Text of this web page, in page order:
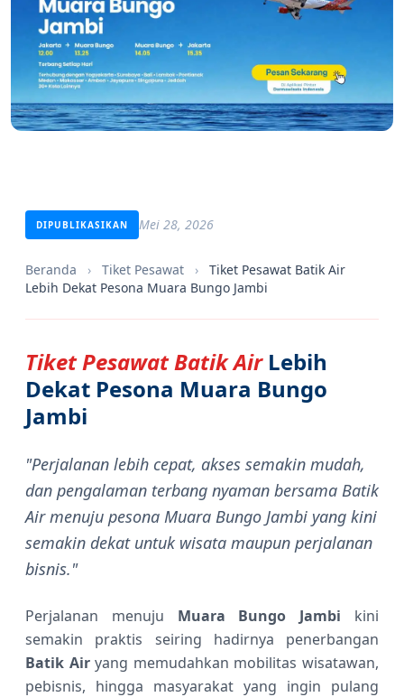
DIPUBLIKASIKAN Mei 28, 2026
Beranda › Tiket Pesawat ›
Tiket Pesawat Batik Air
Lebih Dekat Pesona Muara Bungo Jambi
Tiket Pesawat Batik Air Lebih
Dekat Pesona Muara Bungo
Jambi
"Perjalanan lebih cepat, akses semakin mudah,
dan pengalaman terbang nyaman bersama Batik
Air menuju pesona Muara Bungo Jambi yang kini
semakin dekat untuk wisata maupun perjalanan
bisnis."
Perjalanan menuju Muara Bungo Jambi kini
semakin praktis seiring hadirnya penerbangan
Batik Airyang memudahkan mobilitas wisatawan,
pebisnis, hingga masyarakat yang ingin pulang